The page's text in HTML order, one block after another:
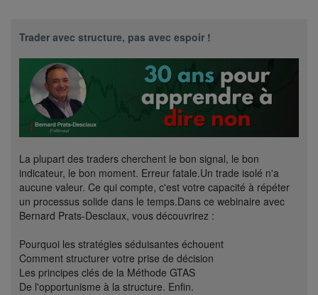
Trader avec structure, pas avec espoir !
La plupart des traders cherchent le bon signal, le bon
indicateur, le bon moment. Erreur fatale.Un trade isolé n'a
aucune valeur. Ce qui compte, c'est votre capacité à répéter
un processus solide dans le temps.Dans ce webinaire avec
Bernard Prats-Desclaux, vous découvrirez :
Pourquoi les stratégies séduisantes échouent
Comment structurer votre prise de décision
Les principes clés de la Méthode GTAS
De l'opportunisme à la structure. Enfin.